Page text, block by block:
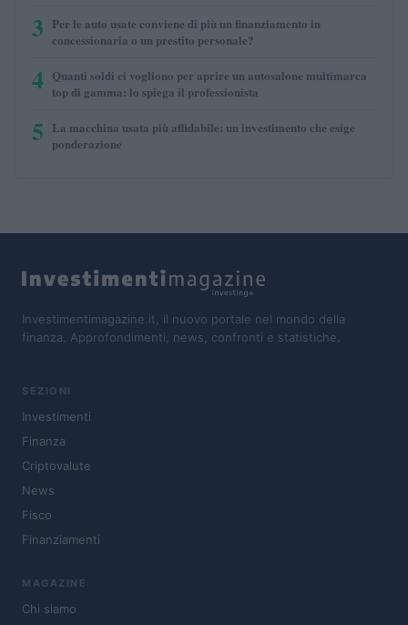
3 Per le auto usate conviene di più un finanziamento in
concessionaria o un prestito personale?
4 Quanti soldi ci vogliono per aprire un autosalone multimarca
top di gamma: lo spiega il professionista
5 La macchina usata più affidabile: un investimento che esige
ponderazione
Investimentimagazine.it, il nuovo portale nel mondo della
finanza. Approfondimenti, news, confronti e statistiche.
SEZIONI
Investimenti
Finanza
Criptovalute
News
Fisco
Finanziamenti
MAGAZINE
Chi siamo